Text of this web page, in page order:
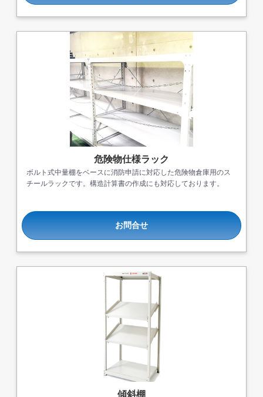
危険物仕様ラック
ボルト式中量棚をベースに消防申請に対応した危険物倉庫用のス
チールラックです。構造計算書の作成にも対応しております。
お問合せ
傾斜棚